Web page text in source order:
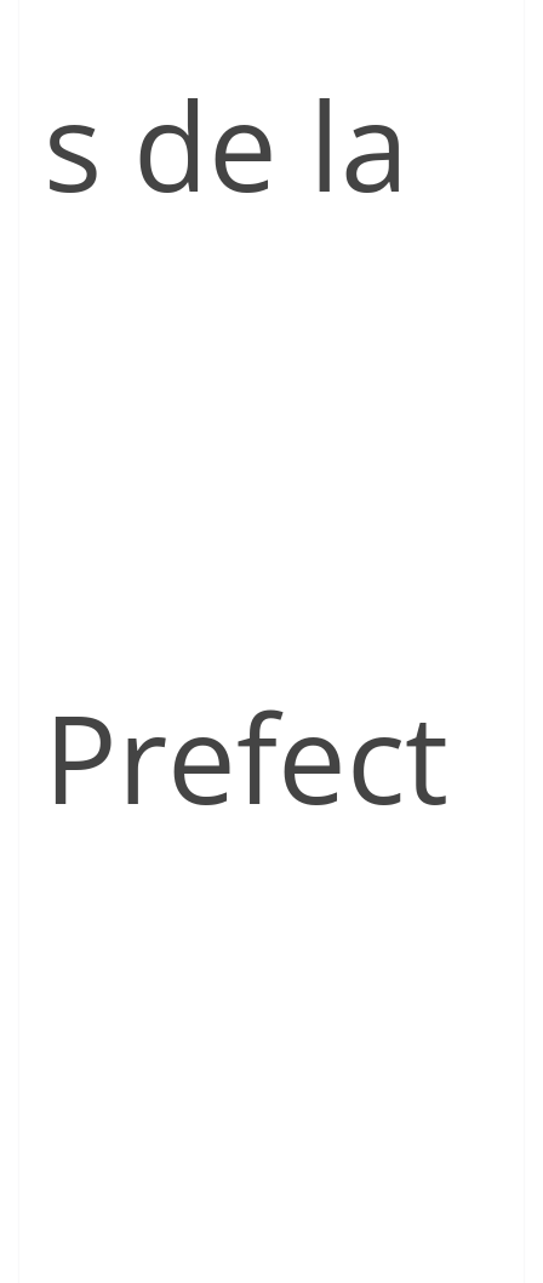
s de la
Prefect